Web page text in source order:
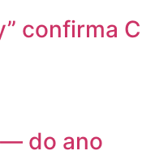
confirma
do ano